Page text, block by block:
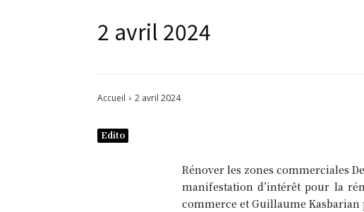
2 avril 2024
Accueil 2 avril 2024
Edito
Rénover les zones commerciales
manifestation d’intérêt pour la
commerce et Guillaume Kasbarian